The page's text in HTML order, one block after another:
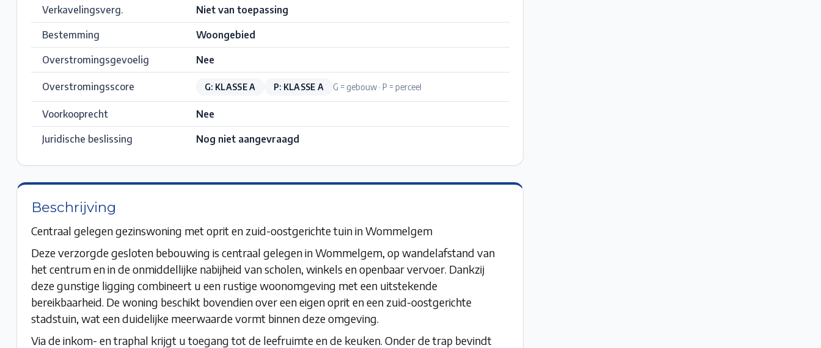
Verkavelingsverg. Niet van toepassing
Bestemming Woongebied
Overstromingsgevoelig Nee
Overstromingsscore G: KLASSE A P: KLASSE A G = gebouw · P = perceel
Voorkooprecht Nee
Juridische beslissing Nog niet aangevraagd
Beschrijving
Centraal gelegen gezinswoning met oprit en zuid-oostgerichte tuin in Wommelgem
Deze verzorgde gesloten bebouwing is centraal gelegen in Wommelgem, op wandelafstand van
het centrum en in de onmiddellijke nabijheid van scholen, winkels en openbaar vervoer. Dankzij
deze gunstige ligging combineert u een rustige woonomgeving met een uitstekende
bereikbaarheid. De woning beschikt bovendien over een eigen oprit en een zuid-oostgerichte
stadstuin, wat een duidelijke meerwaarde vormt binnen deze omgeving.
Via de inkom- en traphal krijgt u toegang tot de leefruimte en de keuken. Onder de trap bevindt